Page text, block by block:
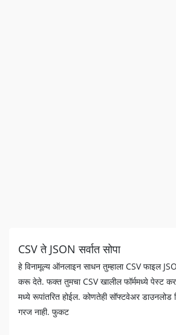
CSV ते JSON सर्वात सोपा
हे विनामूल्य ऑनलाइन साधन तुम्हाला CSV फाइल
करू देते. फक्त तुमचा CSV खालील फॉर्ममध्ये पेस्ट
मध्ये रूपांतरित होईल. कोणतेही सॉफ्टवेअर डाउनलोड
गरज नाही. फुकट